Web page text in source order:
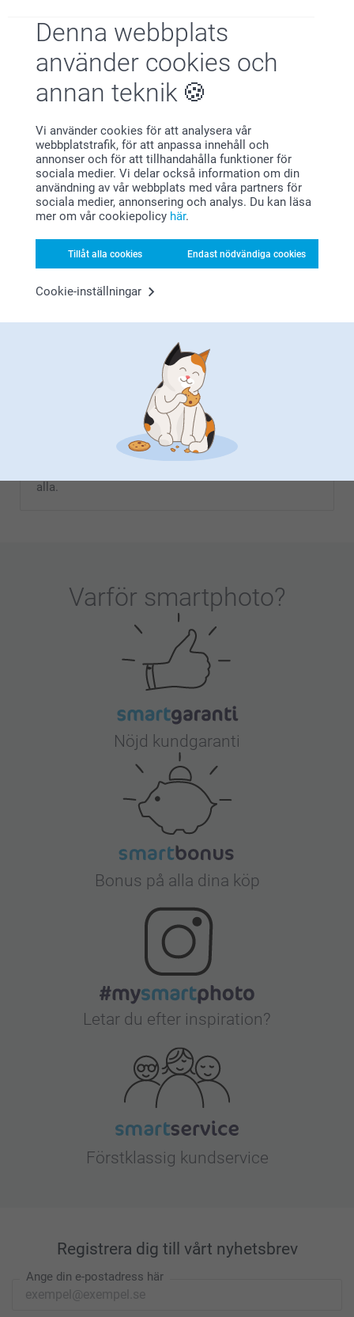
Denna webbplats
använder cookies och
annan teknik
Vi använder cookies för att analysera vår
webbplatstrafik, för att anpassa innehåll och
annonser och för att tillhandahålla funktioner för
sociala medier. Vi delar också information om din
användning av vår webbplats med våra partners för
sociala medier, annonsering och analys. Du kan läsa
mer om vår cookiepolicy här.
Tillåt alla cookies Endast nödvändiga cookies
Cookie-inställningar
Birgitta,
2020-10-08
Sparbössan var fin men lite dyr i förhållande till utförande.
Relaterade produkter
Plånbok
2 varianter
159,00
(20 omdömen)
Minnesspel
189,00
(91 omdömen)
Personligt pussel till Alla
hjärtans dag
Från 169,00
10 varianter
Från 219,00
Alla hjärtans dag-presenter till
Varje år den 14 februari firar vi kärlekens dag. Alla
hjärtans dag är dagen för att visa hur mycket du
uppskattar din pojkvän, man, pappa, bror eller vän.
Hitta din favorit bland alla våra personliga presenter
och ge honom något speciellt för att fira denna
alla.
Varför smartphoto?
Nöjd kundgaranti
Bonus på alla dina köp
Letar du efter inspiration?
Förstklassig kundservice
Registrera dig till vårt nyhetsbrev
Ange din e-postadress här